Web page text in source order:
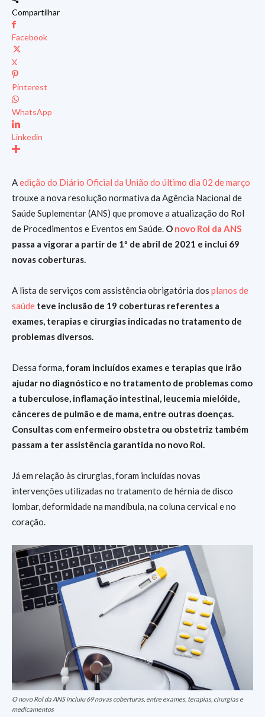
Compartilhar
Facebook
X
Pinterest
WhatsApp
Linkedin
Aedição do Diário Oficial da União do último dia 02 de março
trouxe a nova resolução normativa da Agência Nacional de
Saúde Suplementar (ANS) que promove a atualização do Rol
de Procedimentos e Eventos em Saúde. O novo Rol da ANS
passa a vigorar a partir de 1º de abril de 2021 e inclui 69
novas coberturas.
A lista de serviços com assistência obrigatória dos planos de
saúde teve inclusão de 19 coberturas referentes a
exames, terapias e cirurgias indicadas no tratamento de
problemas diversos.
Dessa forma, foram incluídos exames e terapias que irão
ajudar no diagnóstico e no tratamento de problemas como
a tuberculose, inflamação intestinal, leucemia mielóide,
cânceres de pulmão e de mama, entre outras doenças.
Consultas com enfermeiro obstetra ou obstetriz também
passam a ter assistência garantida no novo Rol.
Já em relação às cirurgias, foram incluídas novas
intervenções utilizadas no tratamento de hérnia de disco
lombar, deformidade na mandíbula, na coluna cervical e no
coração.
O novo Rol da ANS incluiu 69 novas coberturas, entre exames, terapias, cirurgias e
medicamentos